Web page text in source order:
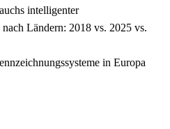
intelligenter
Ländern: 2018 vs. 2025 vs.
in Europa